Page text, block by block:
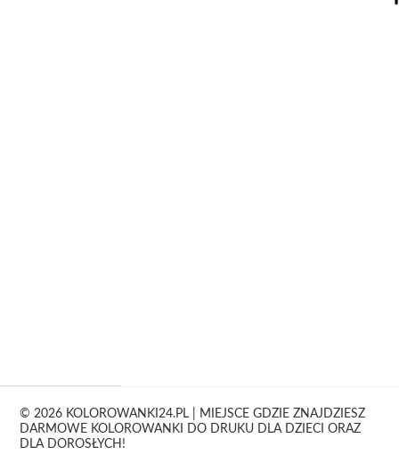
© 2026 KOLOROWANKI24.PL | MIEJSCE GDZIE ZNAJDZIESZ
DARMOWE KOLOROWANKI DO DRUKU DLA DZIECI ORAZ
DLA DOROSŁYCH!